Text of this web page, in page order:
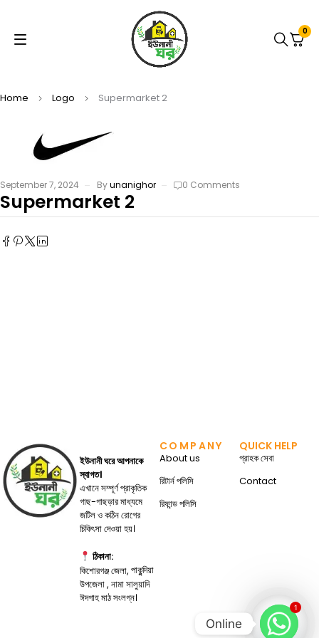
0
Home Logo Supermarket 2
September 7, 2024 Byunanighor 0 Comments
Supermarket 2
ইউনানী ঘরে আপনাকে
স্বাগত।
এখানে সম্পূর্ণ প্রাকৃতিক
গাছ-গাছড়ার মাধ্যমে
জটিল ও কঠিন রোগের
চিকিৎসা দেওয়া হয়।
ঠিকানা:
কিশোরগঞ্জ জেলা, পাকুন্দিয়া
উপজেলা , নামা সালুয়াদি
ঈদগাহ মাঠ সংলগ্ন।
COMPANY
About us
রিটার্ন পলিসি
রিফান্ড পলিসি
QUICK HELP
গ্রাহক সেবা
Contact
1
Online